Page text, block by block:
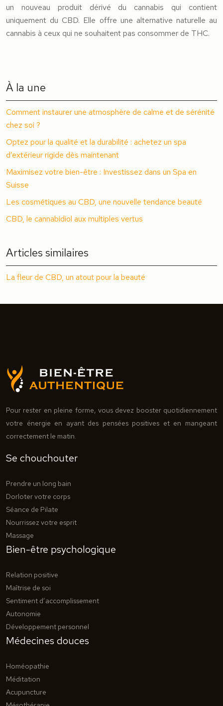
un nouveau produit dérivé du cannabis qui contient
uniquement du CBD. Elle offre une alternative naturelle au
cannabis à ceux qui ne souhaitent pas consommer de THC.
À la une
Comment instaurer une atmosphère de calme et de sérénité
chez soi ?
Optez pour la qualité et la durabilité : achetez un spa
d’extérieur rigide dès maintenant
Maximisez votre bien-être : Investissez dans un Spa en
Suisse
Les cosmétiques au CBD, une nouvelle tendance beauté
CBD, le cannabidiol aux multiples vertus
Articles similaires
La fleur de CBD, un atout pour la beauté
Pour rester en pleine forme, vous devez booster quotidiennement
votre énergie en ayant des pensées positives et en mangeant
correctement le matin.
Se chouchouter
Prendre un long bain
Dorloter votre corps
Séance de Pilate
Nourrissez votre esprit
Massage
Bien-être psychologique
Relation positive
Maîtrise de soi
Sentiment d’accomplissement
Autonomie
Développement personnel
Médecines douces
Homéopathie
Méditation
Acupuncture